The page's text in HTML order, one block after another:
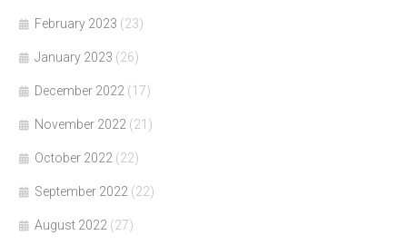
February 2023 (23)
January 2023 (26)
December 2022 (17)
November 2022 (21)
October 2022 (22)
September 2022 (22)
August 2022 (27)